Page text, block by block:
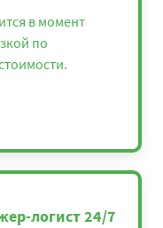
в момент
по
логист 24/7